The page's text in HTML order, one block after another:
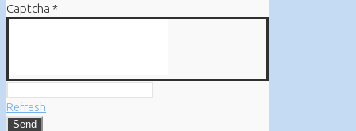
Captcha *
Refresh